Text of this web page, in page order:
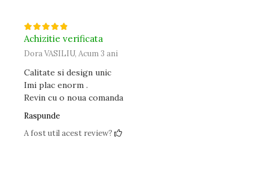
Achizitie verificata
Dora VASILIU, Acum 3 ani
Calitate si design unic
Imi plac enorm .
Revin cu o noua comanda
Raspunde
A fost util acest review?